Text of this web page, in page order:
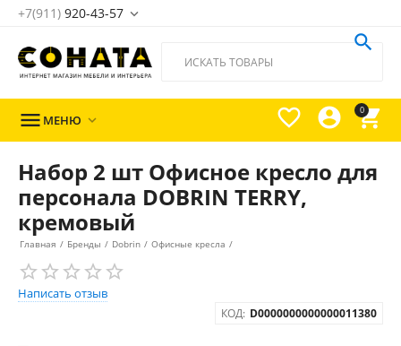
+7(911) 920-43-57 
0




 МЕНЮ 
Набор 2 шт Офисное кресло для
персонала DOBRIN TERRY,
кремовый
Главная / Бренды / Dobrin / Офисные кресла /
Написать отзыв
КОД: D0000000000000011380